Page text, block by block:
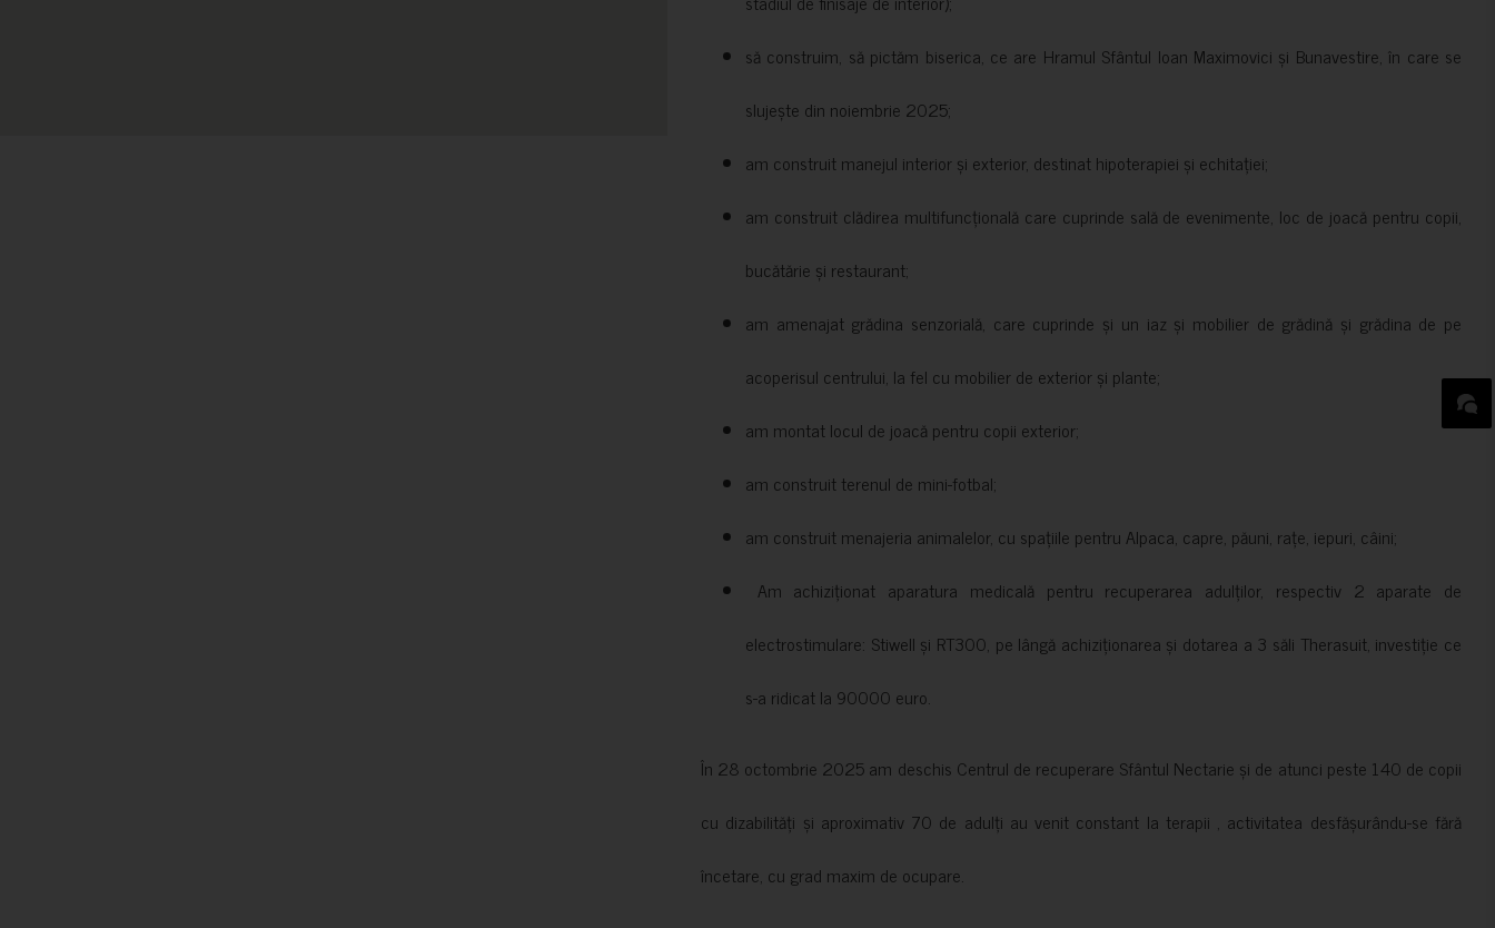
să construim, să pictăm biserica, ce are Hramul Sfântul Ioan Maximovici și Bunavestire, în care se
slujește din noiembrie 2025;
am construit manejul interior și exterior, destinat hipoterapiei și echitației;
am construit clădirea multifuncțională care cuprinde sală de evenimente, loc de joacă pentru copii,
bucătărie și restaurant;
am amenajat grădina senzorială, care cuprinde și un iaz și mobilier de grădină și grădina de pe
acoperisul centrului, la fel cu mobilier de exterior și plante;
am montat locul de joacă pentru copii exterior;
am construit terenul de mini-fotbal;
am construit menajeria animalelor, cu spațiile pentru Alpaca, capre, păuni, rațe, iepuri, câini;
Am achiziționat aparatura medicală pentru recuperarea adulților, respectiv 2 aparate de
electrostimulare: Stiwell și RT300, pe lângă achiziționarea și dotarea a 3 săli Therasuit, investiție ce
s-a ridicat la 90000 euro.
În 28 octombrie 2025 am deschis Centrul de recuperare Sfântul Nectarie și de atunci peste 140 de copii
cu dizabilități și aproximativ 70 de adulți au venit constant la terapii , activitatea desfășurându-se fără
încetare, cu grad maxim de ocupare.